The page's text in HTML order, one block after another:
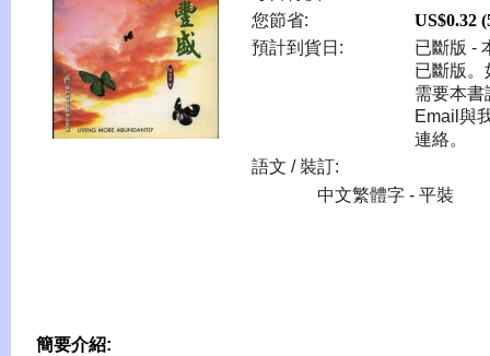
您節省:
US$0.32
預計到貨日:
已斷版 -
已斷版。
需要本書
Email與
連絡。
語文 / 裝訂:
中文繁體字 - 平裝
簡要介紹: